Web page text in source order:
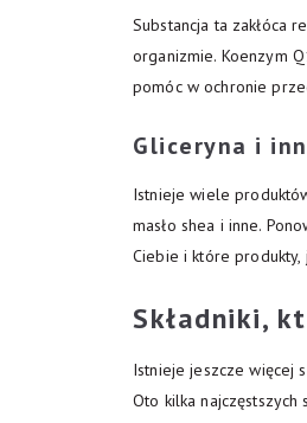
Substancja ta zakłóca
organizmie. Koenzym
pomóc w ochronie
Gliceryna i
Istnieje wiele
masło shea i inne.
Ciebie i które produkty,
Składniki,
Istnieje jeszcze więcej
Oto kilka najczęstszych